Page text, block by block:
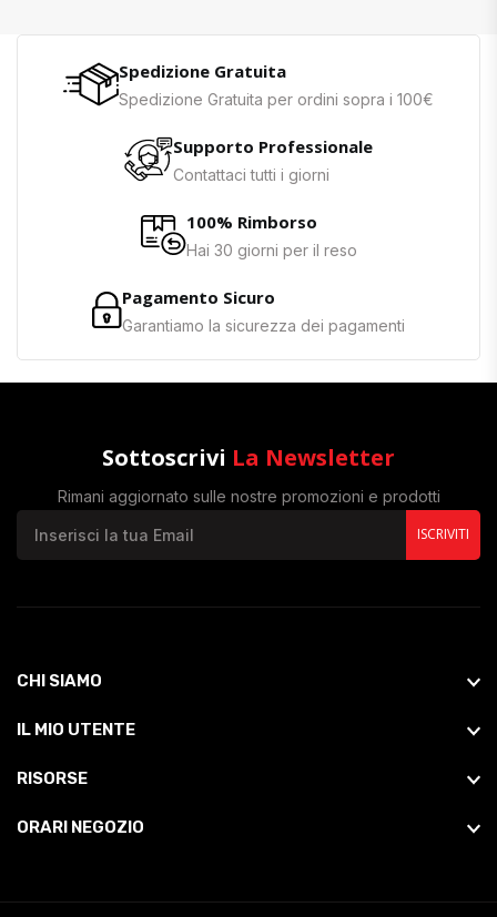
Spedizione Gratuita
Spedizione Gratuita per ordini sopra i 100€
Supporto Professionale
Contattaci tutti i giorni
100% Rimborso
Hai 30 giorni per il reso
Pagamento Sicuro
Garantiamo la sicurezza dei pagamenti
Sottoscrivi La Newsletter
Rimani aggiornato sulle nostre promozioni e prodotti
ISCRIVITI
CHI SIAMO
IL MIO UTENTE
RISORSE
ORARI NEGOZIO